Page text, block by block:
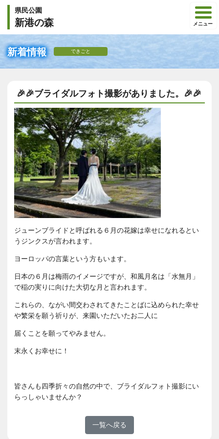
県民公園
新港の森 メニュー
新着情報 できごと
🎉🎉ブライダルフォト撮影がありました。🎉🎉
ジューンブライドと呼ばれる６月の花嫁は幸せになれるとい
うジンクスが言われます。
ヨーロッパの言葉という方もいます。
日本の６月は梅雨のイメージですが、和風月名は「水無月」
で稲の実りに向けた大切な月と言われます。
これらの、ながい間交わされてきたことばに込められた幸せ
や繁栄を願う祈りが、来園いただいたお二人に
届くことを願ってやみません。
末永くお幸せに！
皆さんも四季折々の自然の中で、ブライダルフォト撮影にい
らっしゃいませんか？
一覧へ戻る